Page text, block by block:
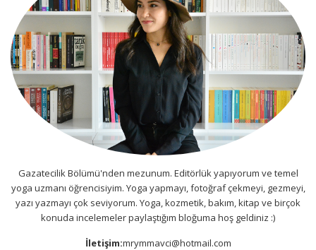
Gazatecilik Bölümü'nden mezunum. Editörlük yapıyorum ve temel
yoga uzmanı öğrencisiyim. Yoga yapmayı, fotoğraf çekmeyi, gezmeyi,
yazı yazmayı çok seviyorum. Yoga, kozmetik, bakım, kitap ve birçok
konuda incelemeler paylaştığım bloğuma hoş geldiniz :)
İletişim:mrymmavci@hotmail.com